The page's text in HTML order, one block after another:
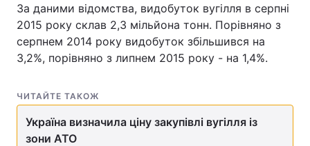
За даними відомства, видобуток вугілля в серпні
2015 року склав 2,3 мільйона тонн. Порівняно з
серпнем 2014 року видобуток збільшився на
3,2%, порівняно з липнем 2015 року - на 1,4%.
ЧИТАЙТЕ ТАКОЖ
Україна визначила ціну закупівлі вугілля із
зони АТО